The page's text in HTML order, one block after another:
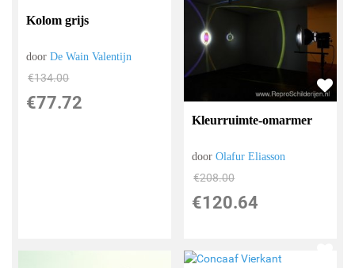
Kolom grijs
doorDe Wain Valentijn
€134.00
€77.72
Kleurruimte-omarmer
doorOlafur Eliasson
€208.00
€120.64